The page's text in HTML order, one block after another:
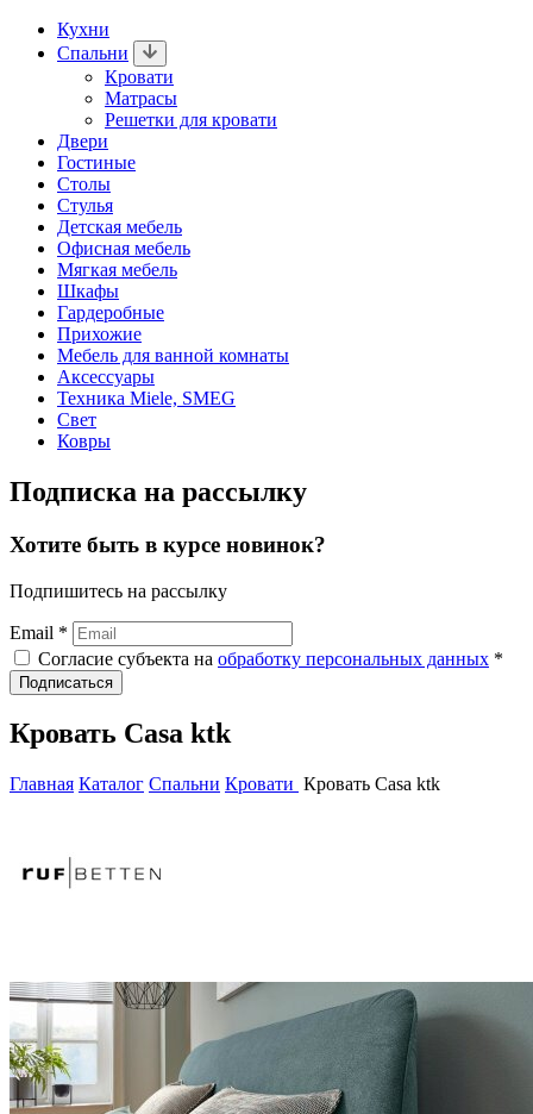
Кухни
Спальни
Кровати
Матрасы
Решетки для кровати
Двери
Гостиные
Столы
Стулья
Детская мебель
Офисная мебель
Мягкая мебель
Шкафы
Гардеробные
Прихожие
Мебель для ванной комнаты
Аксессуары
Техника Miele, SMEG
Свет
Ковры
Подписка на рассылку
Хотите быть в курсе новинок?
Подпишитесь на рассылку
Email *
Согласие субъекта на обработку персональных данных *
Подписаться
Кровать Casa ktk
Главная Каталог Спальни Кровати Кровать Casa ktk